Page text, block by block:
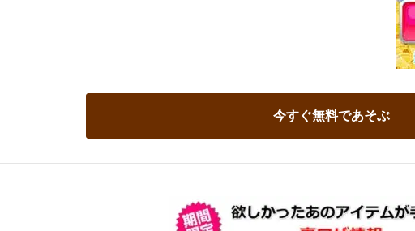
今すぐ無料であそぶ